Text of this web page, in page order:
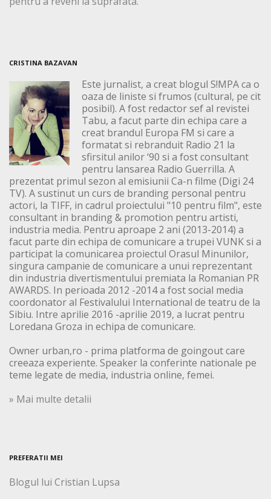
CRISTINA BAZAVAN
Este jurnalist, a creat blogul S!MPA ca o
oaza de liniste si frumos (cultural, pe cit
posibil). A fost redactor sef al revistei
Tabu, a facut parte din echipa care a
creat brandul Europa FM si care a
formatat si rebranduit Radio 21 la
sfirsitul anilor ‘90 si a fost consultant
pentru lansarea Radio Guerrilla. A
prezentat primul sezon al emisiunii Ca-n filme (Digi 24
TV). A sustinut un curs de branding personal pentru
actori, la TIFF, in cadrul proiectului "10 pentru film", este
consultant in branding & promotion pentru artisti,
industria media. Pentru aproape 2 ani (2013-2014) a
facut parte din echipa de comunicare a trupei VUNK si a
participat la comunicarea proiectul Orasul Minunilor,
singura campanie de comunicare a unui reprezentant
din industria divertismentului premiata la Romanian PR
AWARDS. In perioada 2012 -2014 a fost social media
coordonator al Festivalului International de teatru de la
Sibiu. Intre aprilie 2016 -aprilie 2019, a lucrat pentru
Loredana Groza in echipa de comunicare.
Owner urban,ro - prima platforma de goingout care
creeaza experiente. Speaker la conferinte nationale pe
teme legate de media, industria online, femei.
» Mai multe detalii
PREFERATII MEI
Blogul lui Cristian Lupsa